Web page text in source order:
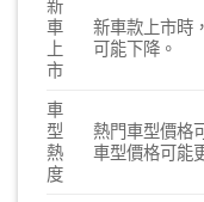
新
車
上
市
新車款上市時
可能下降。
車
型
熱
度
熱門車型價格
車型價格可能